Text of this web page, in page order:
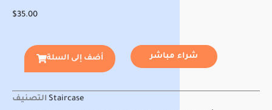
$35.00
أضف إلى السلة شراء مباشر
التصنيف Staircase